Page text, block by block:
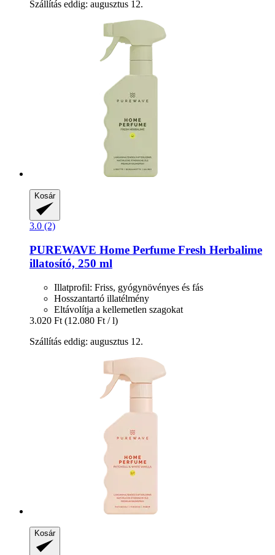
Szállítás eddig: augusztus 12.
Kosár
3.0 (2)
PUREWAVE Home Perfume Fresh Herbalime
illatosító, 250 ml
Illatprofil: Friss, gyógynövényes és fás
Hosszantartó illatélmény
Eltávolítja a kellemetlen szagokat
3.020 Ft (12.080 Ft / l)
Szállítás eddig: augusztus 12.
Kosár